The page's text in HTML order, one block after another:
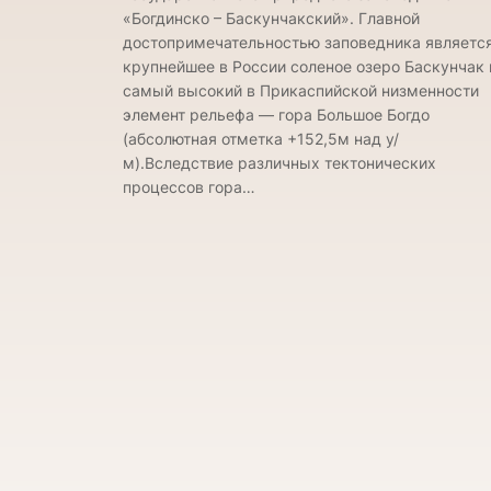
«Богдинско – Баскунчакский». Главной
достопримечательностью заповедника
крупнейшее в России соленое озеро Баскунчак
самый высокий в Прикаспийской низменности
элемент рельефа — гора Большое Богдо
(абсолютная отметка +152,5м над у/
м).Вследствие различных тектонических
процессов гора…